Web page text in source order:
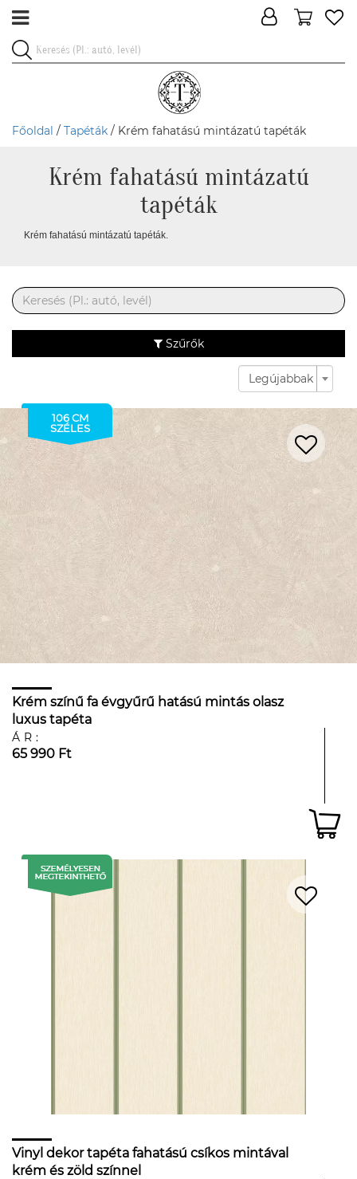
Főoldal / Tapéták / Krém fahatású mintázatú tapéták
Krém fahatású mintázatú
tapéták
Krém fahatású mintázatú tapéták.
Szűrők
Legújabbak
106 CM
SZÉLES
Krém színű fa évgyűrű hatású mintás olasz
luxus tapéta
ÁR:
65 990 Ft
Vinyl dekor tapéta fahatású csíkos mintával
krém és zöld színnel